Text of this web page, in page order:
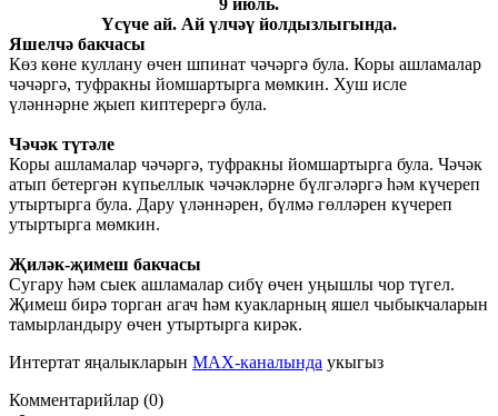
Үсүче ай. Ай үлчәү йолдызлыгында.
Яшелчә бакчасы
Көз көне куллану өчен шпинат чәчәргә була. Коры ашламалар
чәчәргә, туфракны йомшартырга мөмкин. Хуш исле
үләннәрне җыеп киптерергә була.
Чәчәк түтәле
Коры ашламалар чәчәргә, туфракны йомшартырга була. Чәчәк
атып бетергән күпьеллык чәчәкләрне бүлгәләргә һәм күчереп
утыртырга була. Дару үләннәрен, бүлмә гөлләрен күчереп
утыртырга мөмкин.
Җиләк-җимеш бакчасы
Сугару һәм сыек ашламалар сибү өчен уңышлы чор түгел.
Җимеш бирә торган агач һәм куакларның яшел чыбыкчаларын
тамырландыру өчен утыртырга кирәк.
Интертат яңалыкларын MAX-каналында укыгыз
Комментарийлар (0)